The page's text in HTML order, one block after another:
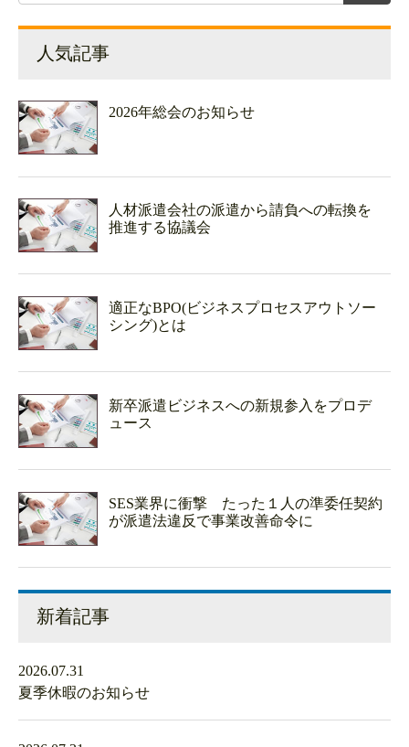
人気記事
2026年総会のお知らせ
人材派遣会社の派遣から請負への転換を
推進する協議会
適正なBPO(ビジネスプロセスアウトソー
シング)とは
新卒派遣ビジネスへの新規参入をプロデ
ュース
SES業界に衝撃 たった１人の準委任契約
が派遣法違反で事業改善命令に
新着記事
2026.07.31
夏季休暇のお知らせ